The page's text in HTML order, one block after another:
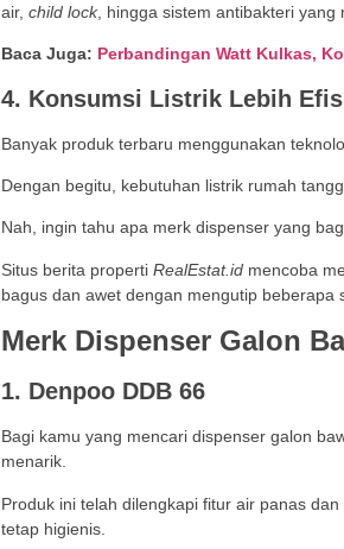
air, child lock, hingga sistem antibakteri yang
Baca Juga: Perbandingan Watt Kulkas,
4. Konsumsi Listrik Lebih
Banyak produk terbaru menggunakan
Dengan begitu, kebutuhan listrik rumah
Nah, ingin tahu apa merk dispenser yang
Situs berita properti RealEstat.id mencoba
bagus dan awet dengan mengutip beberapa
Merk Dispenser Galon
1. Denpoo DDB 66
Bagi kamu yang mencari dispenser galon
menarik.
Produk ini telah dilengkapi fitur air panas
tetap higienis.